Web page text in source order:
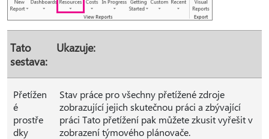
Tato
sestava:
Ukazuje:
Přetížen
é
prostře
dky
Stav práce pro všechny přetížené zdroje
zobrazující jejich skutečnou práci a zbývající
práci Tato přetížení pak můžete zkusit vyřešit v
zobrazení týmového plánovače.